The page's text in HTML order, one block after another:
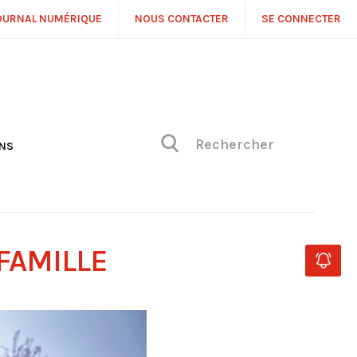
NUMÉRIQUE NOUS CONTACTER SE CONNECTER